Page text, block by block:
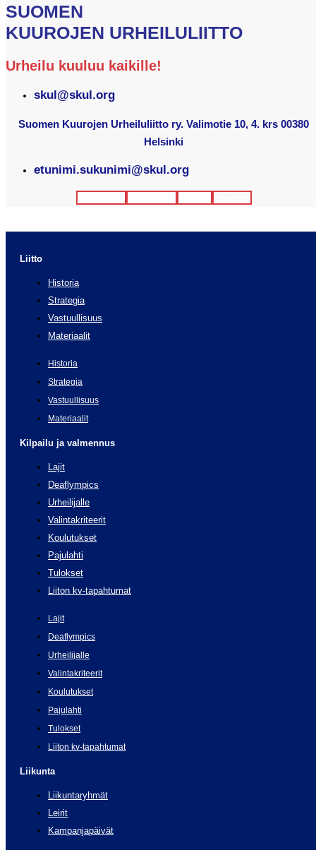
SUOMEN
KUUROJEN URHEILULIITTO
Urheilu kuuluu kaikille!
skul@skul.org
Suomen Kuurojen Urheiluliitto ry. Valimotie 10, 4. krs 00380
Helsinki
etunimi.sukunimi@skul.org
Liitto
Historia
Strategia
Vastuullisuus
Materiaalit
Historia
Strategia
Vastuullisuus
Materiaalit
Kilpailu ja valmennus
Lajit
Deaflympics
Urheilijalle
Valintakriteerit
Koulutukset
Pajulahti
Tulokset
Liiton kv-tapahtumat
Lajit
Deaflympics
Urheilijalle
Valintakriteerit
Koulutukset
Pajulahti
Tulokset
Liiton kv-tapahtumat
Liikunta
Liikuntaryhmät
Leirit
Kampanjapäivät